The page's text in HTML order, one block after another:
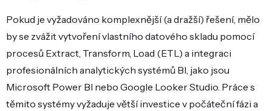
Pokud je vyžadováno komplexnější (a dražší) řešení, mělo
by se zvážit vytvoření vlastního datového skladu pomocí
procesů Extract, Transform, Load (ETL) a integraci
profesionálních analytických systémů BI, jako jsou
Microsoft Power BI nebo Google Looker Studio. Práce s
těmito systémy vyžaduje větší investice v počáteční fázi a